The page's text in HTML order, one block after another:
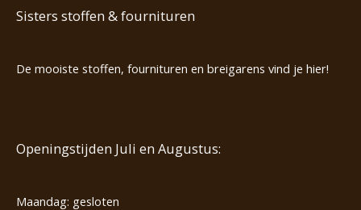
Sisters stoffen & fournituren
De mooiste stoffen, fournituren en breigarens vind je hier!
Openingstijden Juli en Augustus:
Maandag: gesloten